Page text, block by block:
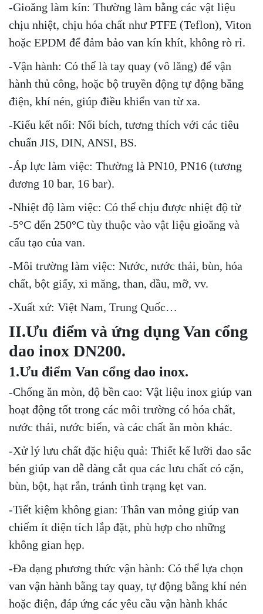
-Gioăng làm kín: Thường làm bằng các vật liệu
chịu nhiệt, chịu hóa chất như PTFE (Teflon), Viton
hoặc EPDM để đảm bảo van kín khít, không rò rỉ.
-Vận hành: Có thể là tay quay (vô lăng) để vận
hành thủ công, hoặc bộ truyền động tự động bằng
điện, khí nén, giúp điều khiển van từ xa.
-Kiểu kết nối: Nối bích, tương thích với các tiêu
chuẩn JIS, DIN, ANSI, BS.
-Áp lực làm việc: Thường là PN10, PN16 (tương
đương 10 bar, 16 bar).
-Nhiệt độ làm việc: Có thể chịu được nhiệt độ từ
-5°C đến 250°C tùy thuộc vào vật liệu gioăng và
cấu tạo của van.
-Môi trường làm việc: Nước, nước thải, bùn, hóa
chất, bột giấy, xi măng, than, dầu, mỡ, vv.
-Xuất xứ: Việt Nam, Trung Quốc…
II.Ưu điểm và ứng dụng Van cổng
dao inox DN200.
1.Ưu điểm Van cổng dao inox.
-Chống ăn mòn, độ bền cao: Vật liệu inox giúp van
hoạt động tốt trong các môi trường có hóa chất,
nước thải, nước biển, và các chất ăn mòn khác.
-Xử lý lưu chất đặc hiệu quả: Thiết kế lưỡi dao sắc
bén giúp van dễ dàng cắt qua các lưu chất có cặn,
bùn, bột, hạt rắn, tránh tình trạng kẹt van.
-Tiết kiệm không gian: Thân van mỏng giúp van
chiếm ít diện tích lắp đặt, phù hợp cho những
không gian hẹp.
-Đa dạng phương thức vận hành: Có thể lựa chọn
van vận hành bằng tay quay, tự động bằng khí nén
hoặc điện, đáp ứng các yêu cầu vận hành khác